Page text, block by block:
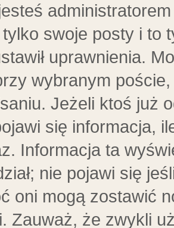
swoje posty i to
uprawnienia.
wybranym
Jeżeli ktoś już
się informacja,
Informacja ta
nie pojawi się
oni mogą zostawić
Zauważ, że zwykli